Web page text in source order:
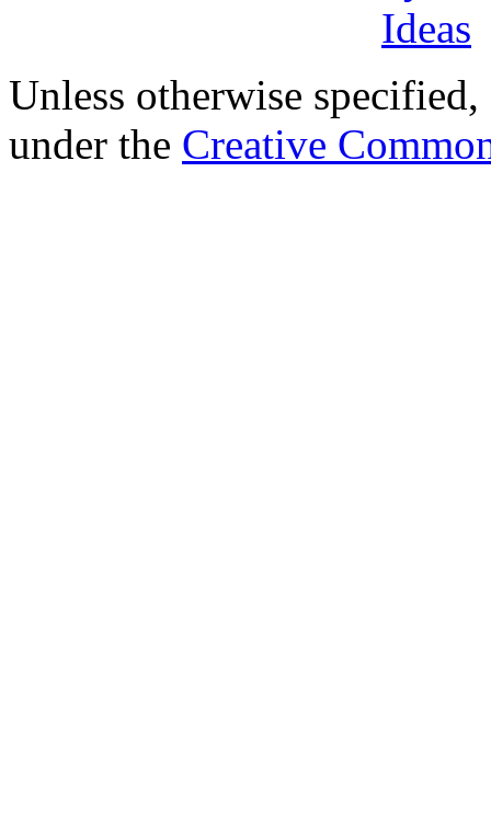
Unless otherwise
under the Creative